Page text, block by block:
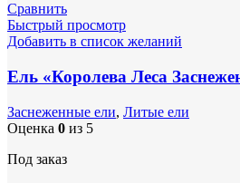
Сравнить
Быстрый просмотр
Добавить в список желаний
Ель «Королева Леса
Заснеженные ели, Литые ели
Оценка 0 из 5
Под заказ